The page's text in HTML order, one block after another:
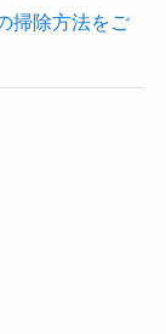
掃除方法をご